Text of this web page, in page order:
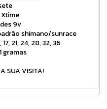
9v
shimano/sunrace
17, 21, 24, 28, 32, 36
gramas
SUA VISITA!